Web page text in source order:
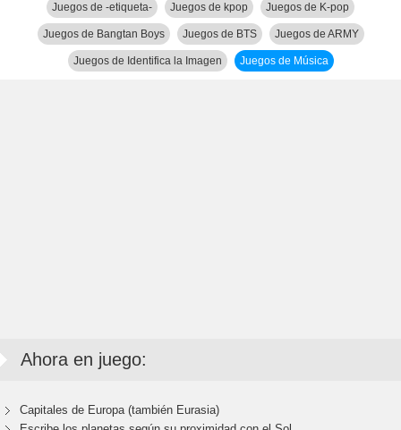
Juegos de -etiqueta- Juegos de kpop Juegos de K-pop
Juegos de Bangtan Boys Juegos de BTS Juegos de ARMY
Juegos de Identifica la Imagen Juegos de Música
Ahora en juego:
Capitales de Europa (también Eurasia)